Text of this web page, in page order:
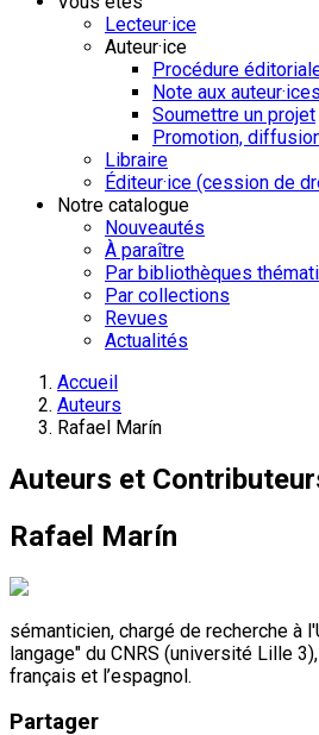
Lecteur·ice
Auteur·ice
Procédure
Note aux auteur·ices
Soumettre un projet
Promotion,
Libraire
Éditeur·ice (cession de
Notre catalogue
Nouveautés
À paraître
Par bibliothèques
Par collections
Revues
Actualités
Accueil
Auteurs
Rafael Marín
Auteurs et
Rafael Marín
sémanticien, chargé de recherche à
langage" du CNRS (université Lille
français et l’espagnol.
Partager